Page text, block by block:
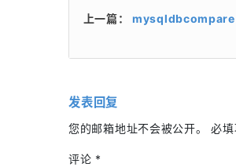
上一篇： mysqldbcompare
发表回复
您的邮箱地址不会被公开。 必填
评论 *